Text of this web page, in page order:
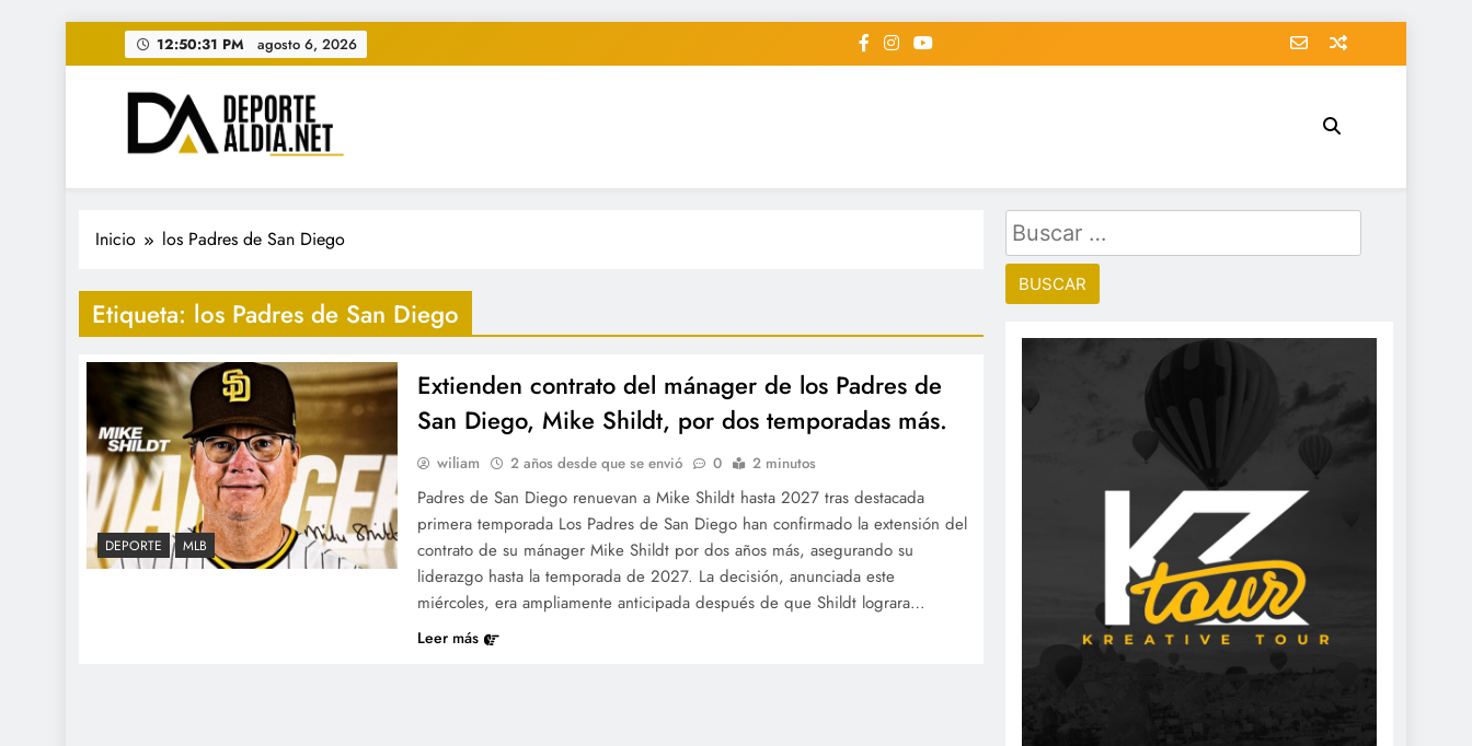
al
contenido
12:50:32 PM agosto 6, 2026
• DEPORTE AL DIA • "Periodico Deportivo Digital"
www.deportealdia.net #deportealdia #deportealdiard #deportealdiaperiodico
Inicio los Padres de San Diego
Etiqueta: los Padres de San Diego
DEPORTE MLB
Extienden contrato del mánager de los Padres de
San Diego, Mike Shildt, por dos temporadas más.
wiliam 2 años desde que se envió 0 2 minutos
Padres de San Diego renuevan a Mike Shildt hasta 2027 tras destacada
primera temporada Los Padres de San Diego han confirmado la extensión del
contrato de su mánager Mike Shildt por dos años más, asegurando su
liderazgo hasta la temporada de 2027. La decisión, anunciada este
miércoles, era ampliamente anticipada después de que Shildt lograra…
Leer más
Buscar: